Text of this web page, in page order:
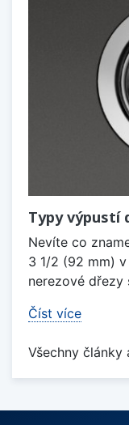
Typy výpustí
Nevíte co
3 1/2 (92 mm)
nerezové dřezy
Číst více
Všechny články